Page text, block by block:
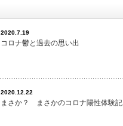
2020.7.19
コロナ鬱と過去の思い出
2020.12.22
まさか？ まさかのコロナ陽性体験記